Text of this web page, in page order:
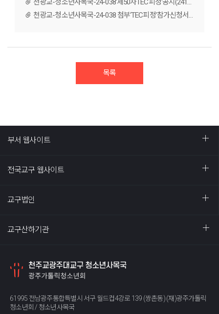
천광교-청소년사목국-24-038'제50차TEC피정'공지(241114).pdf
천광교-청소년사목국-24-038 첨부‘TEC피정'참가신청서.hwp
목록
부서 웹사이트
전국교구 웹사이트
교구법인
교구산하기관
61995 전남광주통합특별시 서구 월드컵4강로 139 (쌍촌동) (재)광주가톨릭
청소년회 / 청소년사목국